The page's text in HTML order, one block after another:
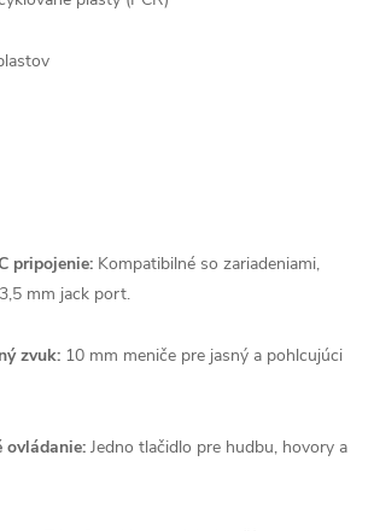
pripojenie: Kompatibilné so zariadeniami,
mm jack port.
zvuk: 10 mm meniče pre jasný a pohlcujúci
ovládanie: Jedno tlačidlo pre hudbu, hovory a